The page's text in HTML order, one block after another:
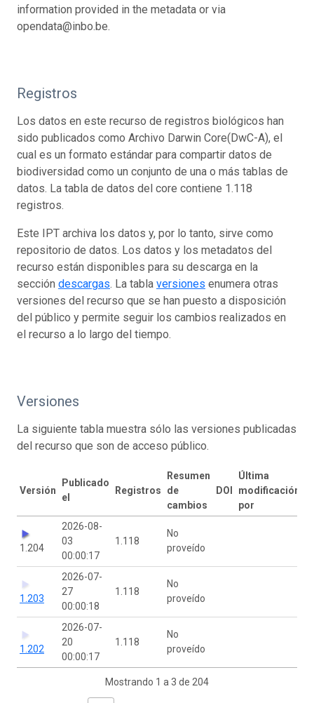
information provided in the metadata or via
opendata@inbo.be.
Registros
Los datos en este recurso de registros biológicos han
sido publicados como Archivo Darwin Core(DwC-A), el
cual es un formato estándar para compartir datos de
biodiversidad como un conjunto de una o más tablas de
datos. La tabla de datos del core contiene 1.118
registros.
Este IPT archiva los datos y, por lo tanto, sirve como
repositorio de datos. Los datos y los metadatos del
recurso están disponibles para su descarga en la
sección descargas. La tabla versiones enumera otras
versiones del recurso que se han puesto a disposición
del público y permite seguir los cambios realizados en
el recurso a lo largo del tiempo.
Versiones
La siguiente tabla muestra sólo las versiones publicadas
del recurso que son de acceso público.
Versión
Publicado
el
Registros
Resumen
de
cambios
DOI
Última
modificación
por
1.204
2026-08-
03
00:00:17
1.118
No
proveído
1.203
2026-07-
27
00:00:18
1.118
No
proveído
1.202
2026-07-
20
00:00:17
1.118
No
proveído
Mostrando 1 a 3 de 204